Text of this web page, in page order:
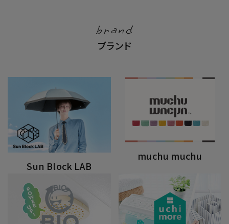
brand
ブランド
Sun Block LAB
muchu muchu